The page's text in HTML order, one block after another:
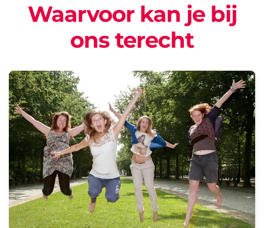
Waarvoor kan je bij
ons terecht